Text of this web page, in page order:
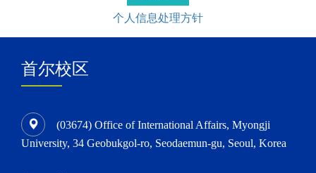
个人信息处理方针
首尔校区
(03674) Office of International Affairs, Myongji
University, 34 Geobukgol-ro, Seodaemun-gu, Seoul, Korea